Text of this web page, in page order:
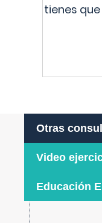
tienes que
Otras
Video
Educación